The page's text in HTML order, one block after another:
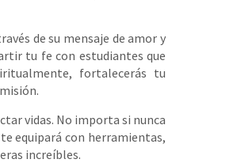
de su mensaje de amor y
tu fe con estudiantes que
fortalecerás tu
vidas. No importa si nunca
equipará con herramientas,
increíbles.